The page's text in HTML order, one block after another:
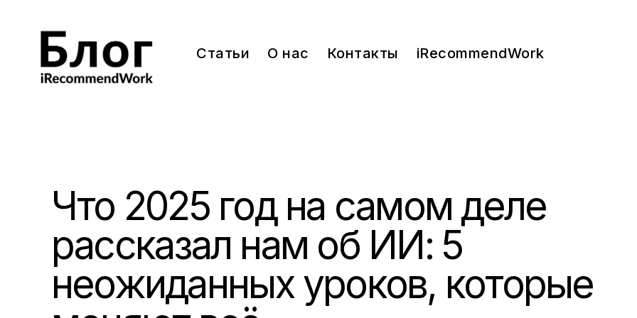
Статьи О нас Контакты iRecommendWork
Что 2025 год на самом деле
рассказал нам об ИИ: 5
неожиданных уроков, которые